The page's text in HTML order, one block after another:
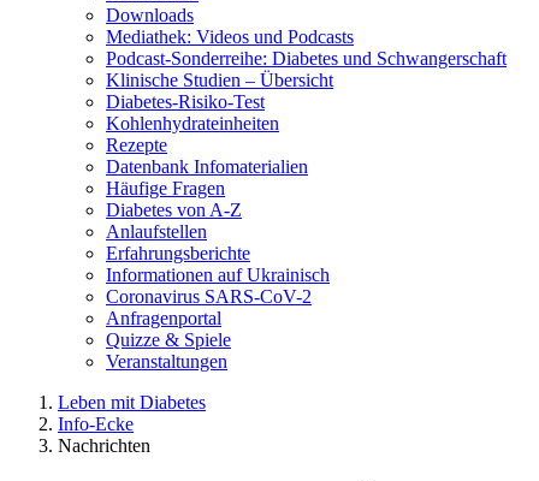
Downloads
Mediathek: Videos und Podcasts
Podcast-Sonderreihe: Diabetes und Schwangerschaft
Klinische Studien – Übersicht
Diabetes-Risiko-Test
Kohlenhydrateinheiten
Rezepte
Datenbank Infomaterialien
Häufige Fragen
Diabetes von A-Z
Anlaufstellen
Erfahrungsberichte
Informationen auf Ukrainisch
Coronavirus SARS-CoV-2
Anfragenportal
Quizze & Spiele
Veranstaltungen
Leben mit Diabetes
Info-Ecke
Nachrichten